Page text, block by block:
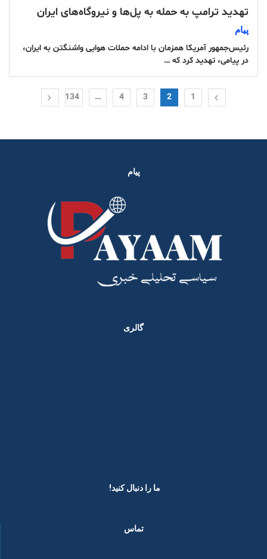
تهدید ترامپ به حمله به‌ پل‌‌ها و نیروگاه‌های ایران
پیام
رئیس‌جمهور آمریکا همزمان با ادامه حملات هوایی واشنگتن به ایران،
در پیامی، تهدید کرد که …
1
2
3
4
…
134
پیام
گالری
ما را دنبال کنید! ​
تماس